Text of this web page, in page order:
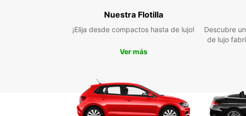
Nuestra Flotilla
¡Elija desde compactos hasta de lujo!
Ver más
Descubre
de lujo